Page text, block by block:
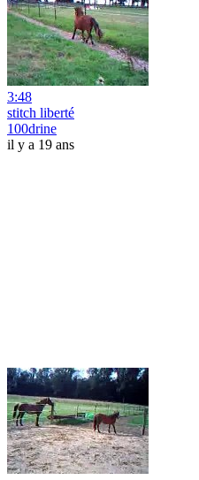
3:48
stitch liberté
100drine
il y a 19 ans